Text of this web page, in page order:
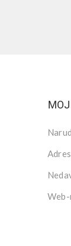
Web-